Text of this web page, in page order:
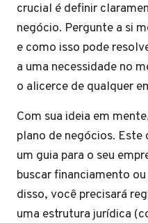
crucial é definir
negócio. Pergunte a si
e como isso pode
a uma necessidade no
o alicerce de qualquer
Com sua ideia em
plano de negócios.
um guia para o seu
buscar financiamento
disso, você precisará
uma estrutura jurídica